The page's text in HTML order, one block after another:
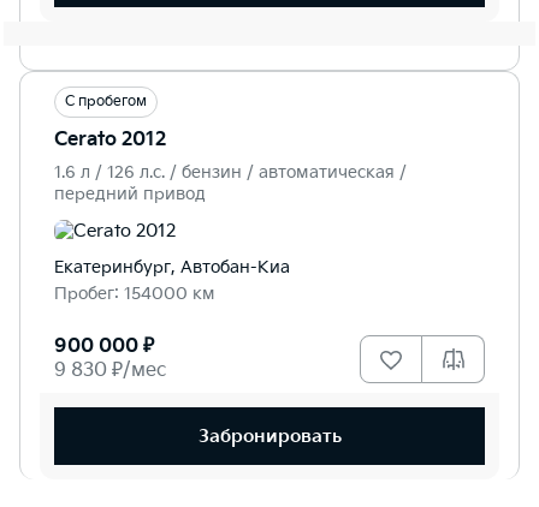
С пробегом
Cerato 2012
1.6 л / 126 л.c. / бензин / автоматическая /
передний привод
Екатеринбург, Автобан-Киа
Пробег: 154000 км
900 000 ₽
9 830 ₽/мес
Забронировать